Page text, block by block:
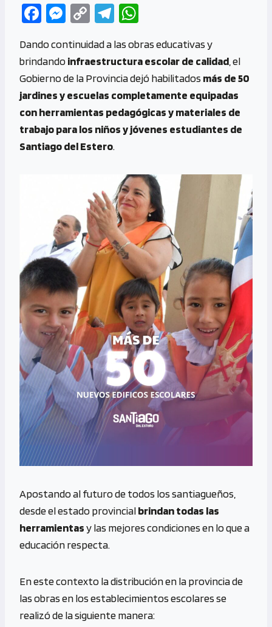
Fa
b
o
o
k
M
se
n
g
er
C
py
Li
n
k
Te
gr
a
m
at
s
A
p
p
Dando continuidad a las obras educativas y
brindandoinfraestructura escolar de calidad , el
Gobierno de la Provincia dejó habilitados más de 50
jardines y escuelas completamente equipadas
con herramientas pedagógicas y materiales de
trabajo para los niños y jóvenes estudiantes de
Santiago del Estero.
Apostando al futuro de todos los santiagueños,
desde el estado provincialbrindan todas las
herramientasy las mejores condiciones en lo que a
educación respecta.
En este contexto la distribución en la provincia de
las obras en los establecimientos escolares se
realizó de la siguiente manera: